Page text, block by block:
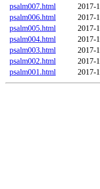
psalm007.html
2017-
psalm006.html
2017-
psalm005.html
2017-
psalm004.html
2017-
psalm003.html
2017-
psalm002.html
2017-
psalm001.html
2017-